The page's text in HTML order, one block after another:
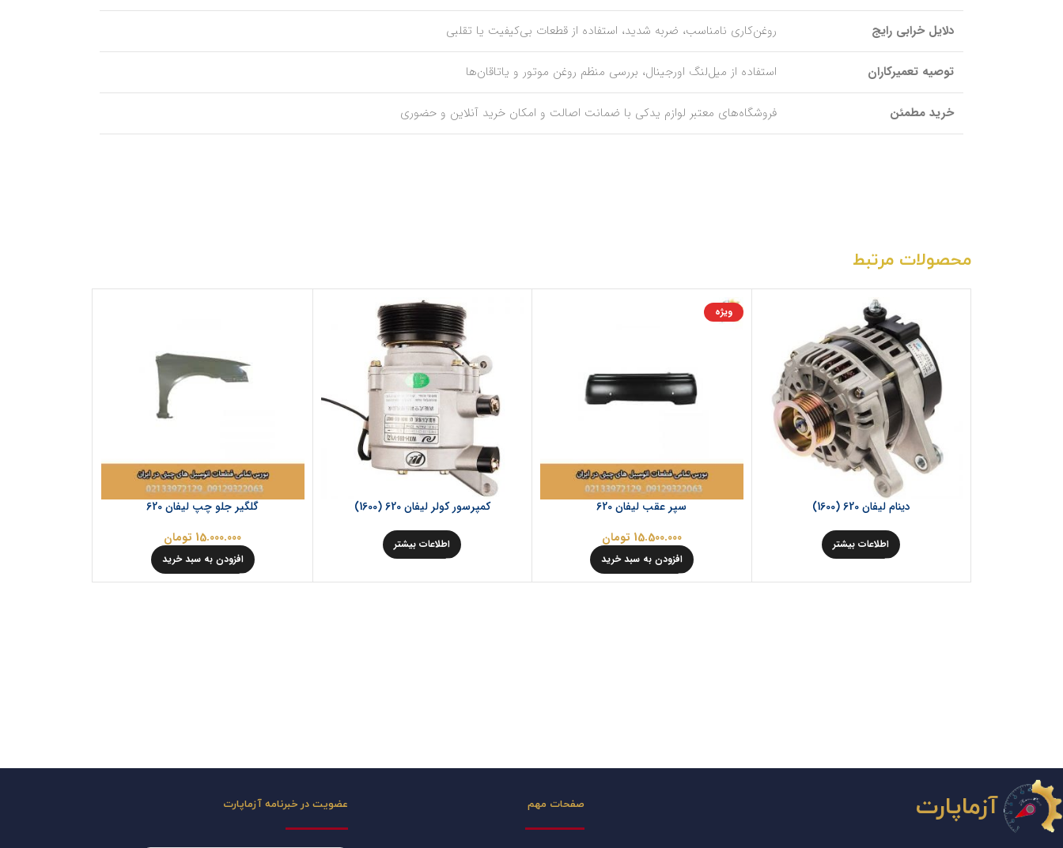
دلایل خرابی رایج روغن‌کاری نامناسب، ضربه شدید، استفاده از قطعات بی‌کیفیت یا تقلبی
توصیه تعمیرکاران استفاده از میل‌لنگ اورجینال، بررسی منظم روغن موتور و یاتاقان‌ها
خرید مطمئن فروشگاه‌های معتبر لوازم یدکی با ضمانت اصالت و امکان خرید آنلاین و حضوری
محصولات مرتبط
دینام لیفان 620 (1600)
اطلاعات بیشتر
ویژه
سپر عقب لیفان 620
15.500.000 تومان
افزودن به سبد خرید
کمپرسور کولر لیفان 620 (1600)
اطلاعات بیشتر
گلگیر جلو چپ لیفان 620
15.000.000 تومان
افزودن به سبد خرید
آزماپارت صفحات مهم عضویت در خبرنامه آزماپارت